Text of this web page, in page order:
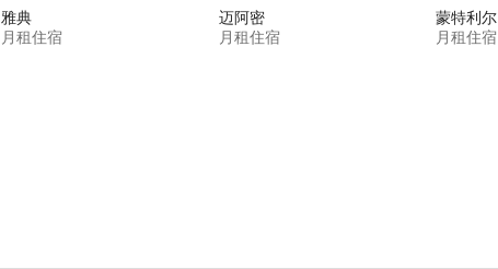
雅典
月租住宿
迈阿密
月租住宿
蒙特利尔
月租住宿